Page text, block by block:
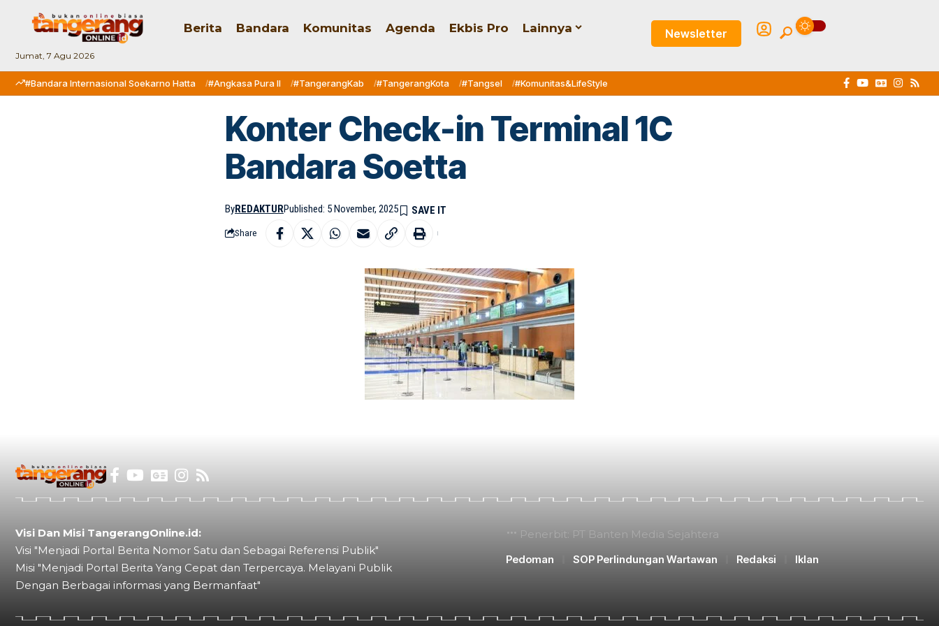
Jumat, 7 Agu 2026
Berita Bandara Komunitas Agenda Ekbis Pro Lainnya Newsletter
#Bandara Internasional Soekarno Hatta #Angkasa Pura II #TangerangKab #TangerangKota #Tangsel #Komunitas&LifeStyle
Konter Check-in Terminal 1C
Bandara Soetta
ByREDAKTURPublished: 5 November, 2025
Share
Visi Dan Misi TangerangOnline.id:
Visi "Menjadi Portal Berita Nomor Satu dan Sebagai Referensi Publik"
Misi "Menjadi Portal Berita Yang Cepat dan Terpercaya. Melayani Publik
Dengan Berbagai informasi yang Bermanfaat"
Penerbit: PT Banten Media Sejahtera
Pedoman
SOP Perlindungan Wartawan Redaksi Iklan